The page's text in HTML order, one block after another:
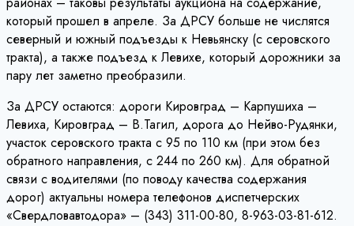
который прошел в апреле. За ДРСУ больше не числятся
северный и южный подъезды к Невьянску (с серовского
тракта), а также подъезд к Левихе, который дорожники за
пару лет заметно преобразили.
За ДРСУ остаются: дороги Кировград – Карпушиха –
Левиха, Кировград – В.Тагил, дорога до Нейво-Рудянки,
участок серовского тракта с 95 по 110 км (при этом без
обратного направления, с 244 по 260 км). Для обратной
связи с водителями (по поводу качества содержания
дорог) актуальны номера телефонов диспетчерских
«Свердловавтодора» – (343) 311-00-80, 8-963-03-81-612.